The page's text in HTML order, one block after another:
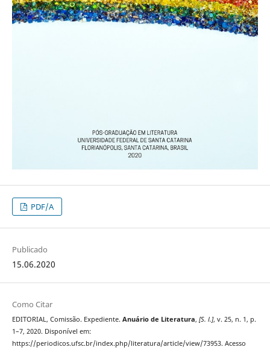
PDF/A
Publicado
15.06.2020
Como Citar
EDITORIAL, Comissão. Expediente. Anuário de Literatura, [S. l.], v. 25, n. 1, p.
1–7, 2020. Disponível em:
https://periodicos.ufsc.br/index.php/literatura/article/view/73953. Acesso